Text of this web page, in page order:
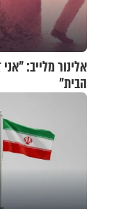
אלינור מלייב:
הבית"